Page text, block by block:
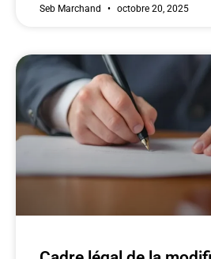
Seb Marchand octobre 20, 2025